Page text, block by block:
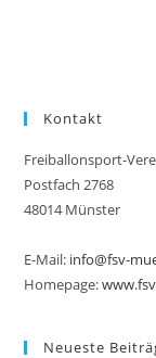
Kontakt
Freiballonsport-
Postfach 2768
48014 Münster
E-Mail: info@fsv-
Homepage:
Neueste